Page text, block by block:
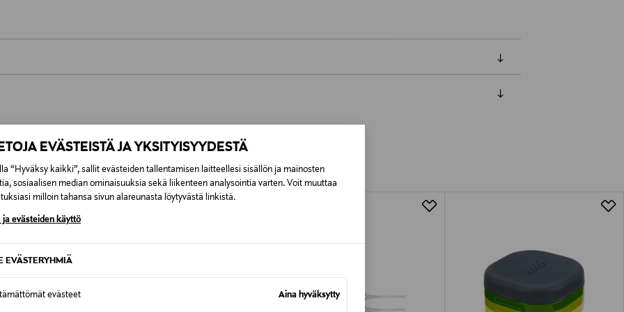
EVÄSTEISTÄ JA YKSITYISYYDESTÄ
“Hyväksy kaikki”, sallit evästeiden tallentamisen laitteellesi sisällön ja mainosten
sosiaalisen median ominaisuuksia sekä liikenteen analysointia varten. Voit muuttaa
milloin tahansa sivun alareunasta löytyvästä linkistä.
ja evästeiden käyttö
EVÄSTERYHMIÄ
evästeet Aina hyväksytty
Alk. 6,90 €, kun toimitus on saatavilla valittuun osoitteeseen.
NÄISTÄ